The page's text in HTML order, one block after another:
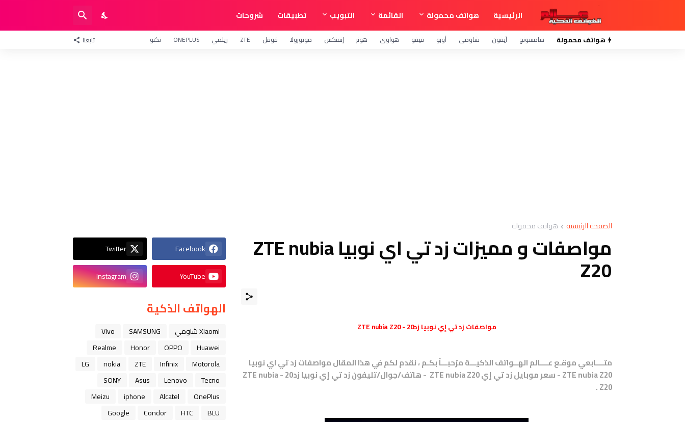
الرئيسية هواتف محمولة القائمة التبويب تطبيقات شروحات
هواتف محمولة سامسونج آيفون شاومي أوبو فيفو هواوي هونر إنفنكس موتورولا قوقل ZTE ريلمي ONEPLUS تكنو تابعنا
الصفحة الرئيسية هواتف محمولة
مواصفات و مميزات زد تي اي نوبيا ZTE nubia
Z20
مواصفات زد تي إي نوبيا زد20 - ZTE nubia Z20
متــــابعي موقـع عــــالم الهــواتف الذكيـــة مرْحبـــاً بكـم ، نقدم لكم في هذا المقال مواصفات زد تي اي نوبيا
ZTE nubia Z20 - سعر موبايل زد تي إي ZTE nubia Z20 - هاتف/جوال/تليفون زد تي إي نوبيا زد20 - ZTE nubia
Z20 .
Facebook
Twitter
YouTube
Instagram
الهواتف الذكية
Xiaomi شاومي SAMSUNG
Vivo
Huawei
OPPO
Honor
Realme
Motorola
Infinix
ZTE
nokia
LG
Tecno
Lenovo
Asus
SONY
OnePlus
Alcatel
iphone
Meizu
BLU
HTC
Condor
Google